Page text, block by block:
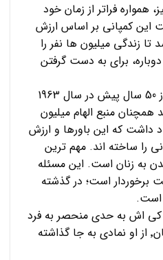
همواره فراتر از زمان خود
کمپانی بر اساس ارزش
زندگی میلیون ها نفر را
برای به دست گرفتن
مری کی برند خود را بیش از 50 سال پیش در سال 1963
همچنان منبع الهام میلیون
داشت که این باورها و ارزش
را ساخته اند. مهم ترین
به زنان است. این مسئله
برخوردار است؛ در گذشته
است.
کی اش به حدی منحصر به فرد
بوده است٬ که با گذشت زمان٬ از او نمادی به جا گذاشته